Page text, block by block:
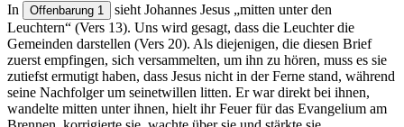
In Offenbarung 1
sieht Johannes Jesus „mitten unter den
Leuchtern“ (Vers 13). Uns wird gesagt, dass die Leuchter die
Gemeinden darstellen (Vers 20). Als diejenigen, die diesen Brief
zuerst empfingen, sich versammelten, um ihn zu hören, muss es sie
zutiefst ermutigt haben, dass Jesus nicht in der Ferne stand, während
seine Nachfolger um seinetwillen litten. Er war direkt bei ihnen,
wandelte mitten unter ihnen, hielt ihr Feuer für das Evangelium am